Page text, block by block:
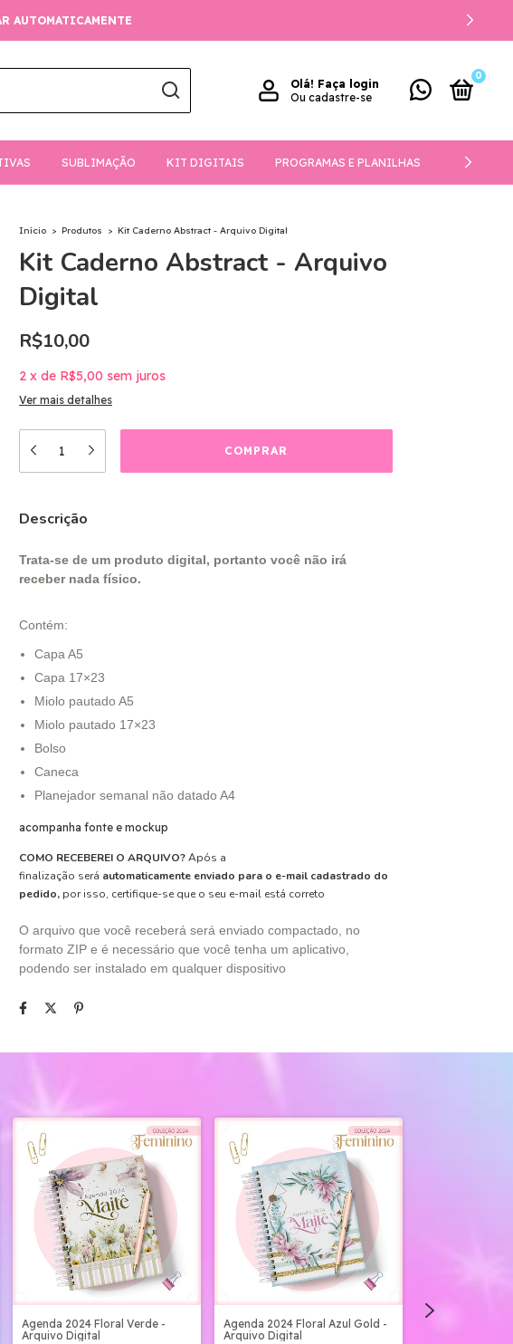
USE O CUPOM
Olá! Faça login
Ou cadastre-se
0
SUBLIMAÇÃO KIT DIGITAIS PROGRAMAS E PLANILHAS
Início > Produtos > Kit Caderno Abstract - Arquivo Digital
Kit Caderno Abstract - Arquivo
Digital
R$10,00
2 x de R$5,00 sem juros
Ver mais detalhes
Descrição
Trata-se de um produto digital, portanto você não irá
receber nada físico.
Contém:
Capa A5
Capa 17×23
Miolo pautado A5
Miolo pautado 17×23
Bolso
Caneca
Planejador semanal não datado A4
acompanha fonte e mockup
COMO RECEBEREI O ARQUIVO?Após a
finalização será automaticamente enviado para o e-mail cadastrado do
pedido, por isso, certifique-se que o seu e-mail está correto
O arquivo que você receberá será enviado compactado, no
formato ZIP e é necessário que você tenha um aplicativo,
podendo ser instalado em qualquer dispositivo
Agenda 2024 Floral Verde -
Arquivo Digital
Agenda 2024 Floral Azul Gold -
Arquivo Digital